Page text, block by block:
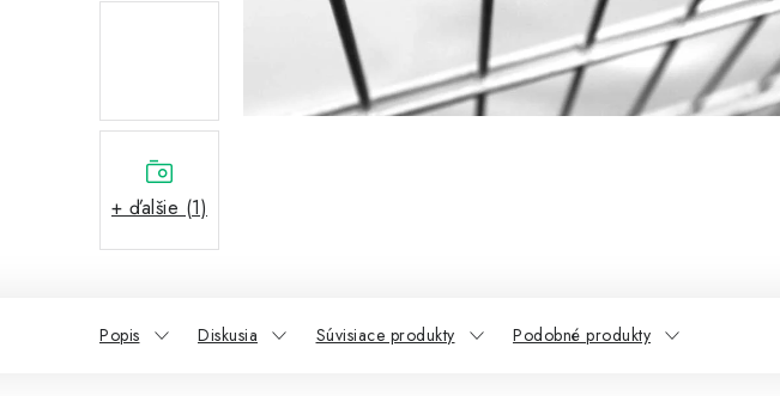
+ ďalšie (1)
Popis Diskusia Súvisiace produkty Podobné produkty